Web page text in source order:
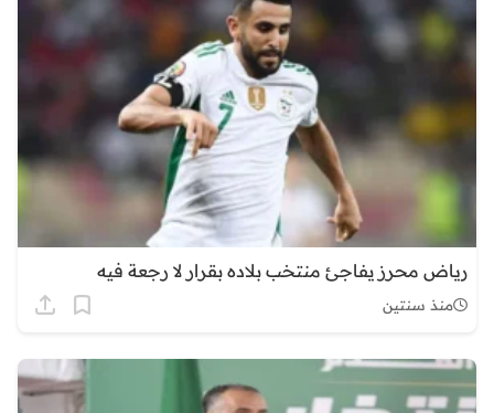
رياض محرز يفاجئ منتخب بلاده بقرار لا رجعة فيه
منذ سنتين